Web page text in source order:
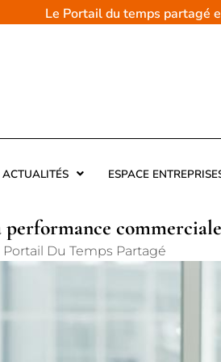
Le Portail du temps partagé
ACTUALITÉS ESPACE
Portail Du Temps Partagé